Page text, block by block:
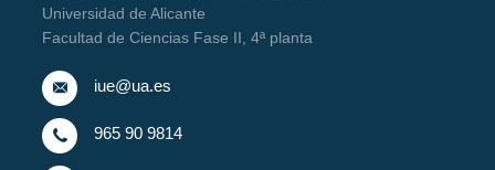
Universidad de Alicante
Facultad de Ciencias Fase II, 4ª planta
iue@ua.es
965 90 9814